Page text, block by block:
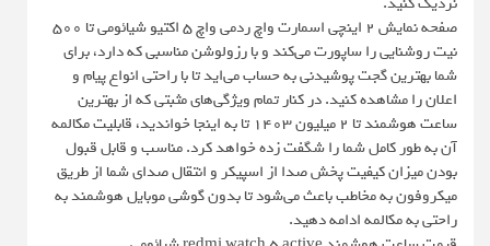
صفحه نمایش 2 اینچی اسمارت واچ ردمی واچ ۵ اکتیو شیائومی تا ۵۰۰
نیت روشنایی را ساپورت می‌کند و با رزولوشن مناسبی که دارد، برای
شما بهترین گجت پوشیدنی به حساب می‌اید تا با راحتی انواع پیام و
اعلان را مشاهده کنید. در کنار تمام ویژگی‌های مثبتی که از بهترین
ساعت هوشمند تا 2 میلیون ۱۴۰۳ تا به اینجا خواندید، قابلیت مکالمه
آن به طور کامل شما را شگفت زده خواهد کرد. مناسب و قابل قبول
بودن میزان کیفیت پخش صدا از اسپیکر و انتقال صدای شما از طریق
میکروفون به مخاطب باعث می‌شود تا بدون گوشی موبایل هوشمند به
راحتی به مکالمه ادامه دهید.